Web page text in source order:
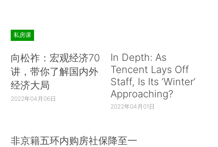
私房课
向松祚：宏观经济70
讲，带你了解国内外
经济大局
2022年04月06日
In Depth: As
Tencent Lays Off
Staff, Is Its ‘Winter’
Approaching?
2022年04月01日
非京籍五环内购房社保降至一